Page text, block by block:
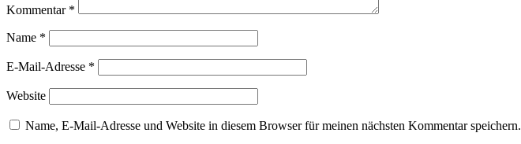
Kommentar *
Name *
E-Mail-Adresse *
Website
Name, E-Mail-Adresse und Website in diesem Browser für meinen nächsten Kommentar speichern.